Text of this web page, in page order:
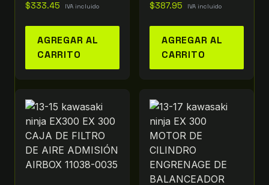
$333.45 IVA incluido
AGREGAR AL
CARRITO
$387.95 IVA incluido
AGREGAR AL
CARRITO